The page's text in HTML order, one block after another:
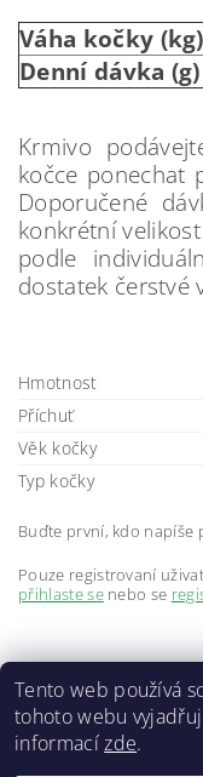
Váha kočky (kg)
Denní dávka (g)
Krmivo
kočce ponechat
Doporučené
konkrétní
podle
dostatek čerstvé
Hmotnost
Příchuť
Věk kočky
Typ kočky
Buďte první, kdo napíše
Pouze registrovaní
přihlaste senebo se
Doprava a platba
Tento web používá
tohoto webu
informacízde.